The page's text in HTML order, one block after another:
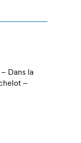
– Dans la
–